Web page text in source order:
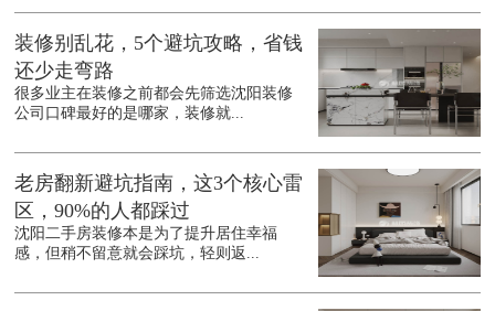
装修别乱花，5个避坑攻略，省钱
还少走弯路
很多业主在装修之前都会先筛选沈阳装修
公司口碑最好的是哪家，装修就...
老房翻新避坑指南，这3个核心雷
区，90%的人都踩过
沈阳二手房装修本是为了提升居住幸福
感，但稍不留意就会踩坑，轻则返...